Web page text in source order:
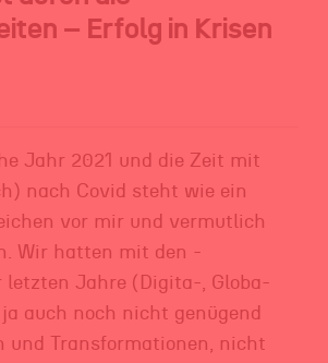
– Erfolg in Krisen
Jahr 2021 und die Zeit mit
nach Covid steht wie ein
vor mir und vermutlich
Wir hatten mit den -
letzten Jahre (Digita-, Globa-
auch noch nicht genügend
und Transformationen, nicht